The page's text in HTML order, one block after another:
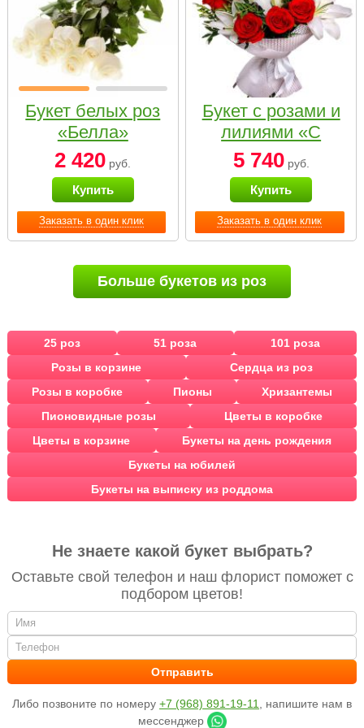
Заказать в один клик
Букет белых роз
«Белла»
2 420 руб.
Купить
Заказать в один клик
Букет с розами и
лилиями «С
наилучшими
пожеланиями»
5 740руб.
Купить
Больше букетов из роз
25 роз 51 роза
101 роза
Розы в корзине
Сердца из роз
Розы в коробке
Пионы
Хризантемы
Пионовидные розы
Цветы в коробке
Цветы в корзине
Букеты на день рождения
Букеты на юбилей
Букеты на выписку из роддома
Не знаете какой букет выбрать?
Оставьте свой телефон и наш флорист поможет с
подбором цветов!
Либо позвоните по номеру +7 (968) 891-19-11
, напишите нам в
мессенджер